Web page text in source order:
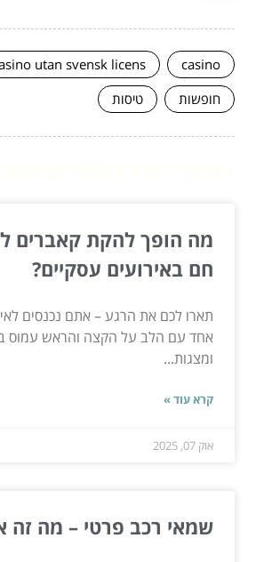
casino
utan svensk licens
חופשות
טיסות
מה הופך להקת קאברים
חם באירועים עסקיים?
תארו לכם את הרגע – אתם נכנסים
אחד עם הלב על הקצה והראש עמוס
ומצגות...
קרא עוד »
אוק 07, 2025
שמאי רכב פרטי – מה זה